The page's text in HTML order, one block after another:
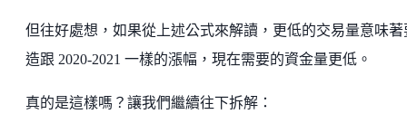
但往好處想，如果從上述公式來解讀，更低的交易量意味著
造跟 2020-2021 一樣的漲幅，現在需要的資金量更低。
真的是這樣嗎？讓我們繼續往下拆解：